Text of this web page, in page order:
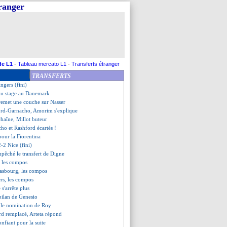
L1 - Tableau mercato L1 - Transferts étranger
TRANSFERTS
surpris par l'Arabie Saoudite
à Côme
(fini)
Strasbourg (fini)
(fini)
stage au Danemark
une couche sur Nasser
Garnacho, Amorim s'explique
Millot buteur
et Rashford écartés !
la Fiorentina
2 Nice (fini)
le transfert de Digne
les compos
les compos
les compos
plus
de Genesio
nomination de Roy
remplacé, Arteta répond
pour la suite